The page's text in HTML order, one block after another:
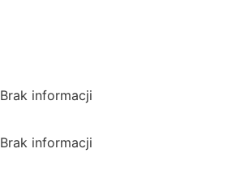
Brak informacji
Brak informacji